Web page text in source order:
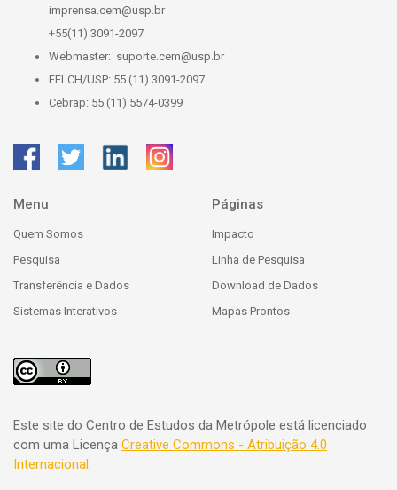
imprensa.cem@usp.br
+55(11) 3091-2097
Webmaster: suporte.cem@usp.br
FFLCH/USP: 55 (11) 3091-2097
Cebrap: 55 (11) 5574-0399
Menu
Quem Somos
Pesquisa
Transferência e Dados
Sistemas Interativos
Páginas
Impacto
Linha de Pesquisa
Download de Dados
Mapas Prontos
Este site do Centro de Estudos da Metrópole está licenciado
com uma Licença Creative Commons - Atribuição 4.0
Internacional.